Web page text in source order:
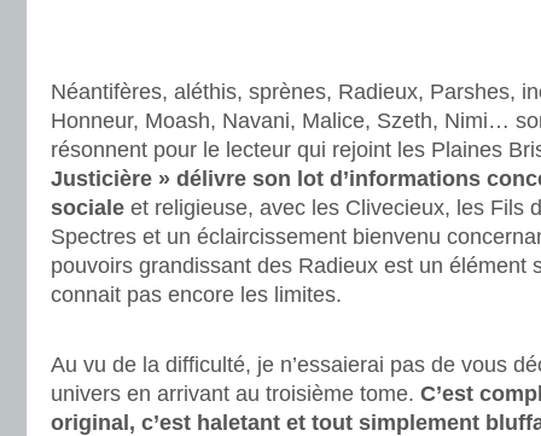
Néantifères, aléthis, sprènes, Radieux, Parshes,
Honneur, Moash, Navani, Malice, Szeth, Nimi…
résonnent pour le lecteur qui rejoint les Plaines
Justicière » délivre son lot d’informations
sociale et religieuse, avec les Clivecieux, les Fils
Spectres et un éclaircissement bienvenu
pouvoirs grandissant des Radieux est un élément
connait pas encore les limites.
Au vu de la difficulté, je n’essaierai pas de vous
univers en arrivant au troisième tome. C’est
original, c’est haletant et tout simplement